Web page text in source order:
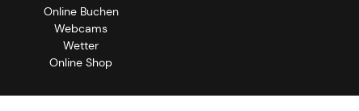
Online Buchen
Webcams
Wetter
Online Shop